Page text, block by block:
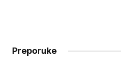
Preporuke